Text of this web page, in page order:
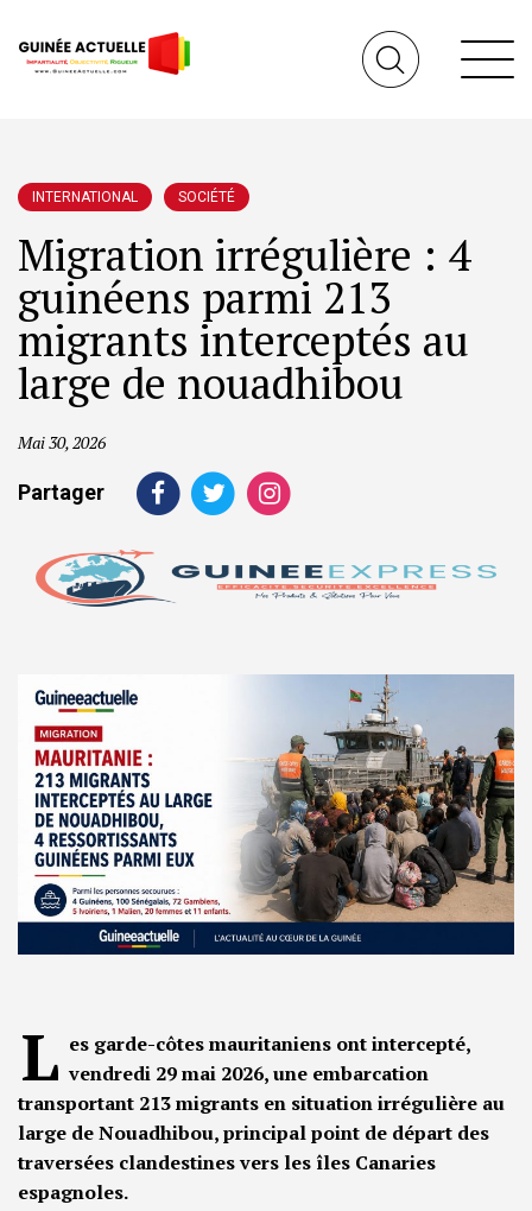
INTERNATIONAL SOCIÉTÉ
Migration irrégulière : 4
guinéens parmi 213
migrants interceptés au
large de nouadhibou
Mai 30, 2026
Partager
L es garde-côtes mauritaniens ont intercepté,
vendredi 29 mai 2026, une embarcation
transportant 213 migrants en situation irrégulière au
large de Nouadhibou, principal point de départ des
traversées clandestines vers les îles Canaries
espagnoles.